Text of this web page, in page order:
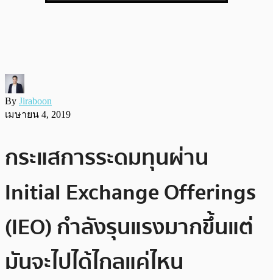
By Jiraboon
เมษายน 4, 2019
กระแสการระดมทุนผ่าน
Initial Exchange Offerings
(IEO) กำลังรุนแรงมากขึ้นแต่
มันจะไปได้ไกลแค่ไหน